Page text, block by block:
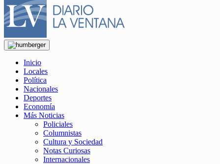
Inicio
Locales
Política
Nacionales
Deportes
Economía
Más Noticias
Policiales
Columnistas
Cultura y Sociedad
Notas Curiosas
Internacionales